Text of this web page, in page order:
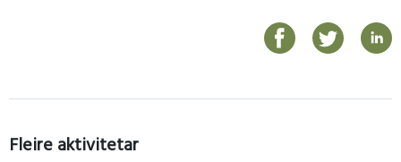
Fleire aktivitetar